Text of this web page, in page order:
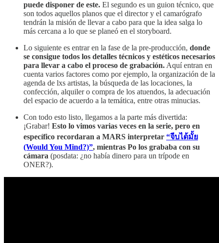
puede disponer de este. El segundo es un guion técnico, que
son todos aquellos planos que el director y el camarógrafo
tendrán la misión de llevar a cabo para que la idea salga lo
más cercana a lo que se planeó en el storyboard.
Lo siguiente es entrar en la fase de la pre-producción, donde
se consigue todos los detalles técnicos y estéticos necesarios
para llevar a cabo el proceso de grabación. Aquí entran en
cuenta varios factores como por ejemplo, la organización de la
agenda de lxs artistas, la búsqueda de las locaciones, la
confección, alquiler o compra de los atuendos, la adecuación
del espacio de acuerdo a la temática, entre otras minucias.
Con todo esto listo, llegamos a la parte más divertida:
¡Grabar! Esto lo vimos varias veces en la serie, pero en
específico recordaran a MARS interpretar “จีบได้มั้ย
(Would You Mind?)”, mientras Po los grababa con su
cámara (posdata: ¿no había dinero para un trípode en
ONER?).